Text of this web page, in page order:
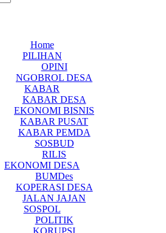
Home
PILIHAN
OPINI
NGOBROL DESA
KABAR
KABAR DESA
EKONOMI BISNIS
KABAR PUSAT
KABAR PEMDA
SOSBUD
RILIS
EKONOMI DESA
BUMDes
KOPERASI DESA
JALAN JAJAN
SOSPOL
POLITIK
KORUPSI